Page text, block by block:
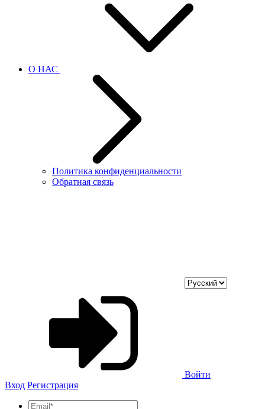
О НАС
Политика конфиденциальности
Обратная связь
Войти
Вход Регистрация